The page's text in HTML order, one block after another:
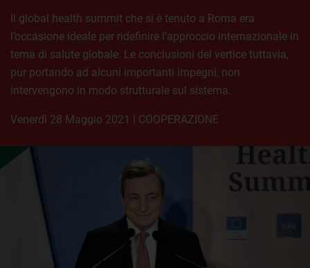
Il global health summit che si è tenuto a Roma era
l’occasione ideale per ridefinire l’approccio internazionale in
tema di salute globale. Le conclusioni del vertice tuttavia,
pur portando ad alcuni importanti impegni, non
intervengono in modo strutturale sul sistema.
venerdì 28 Maggio 2021 COOPERAZIONE